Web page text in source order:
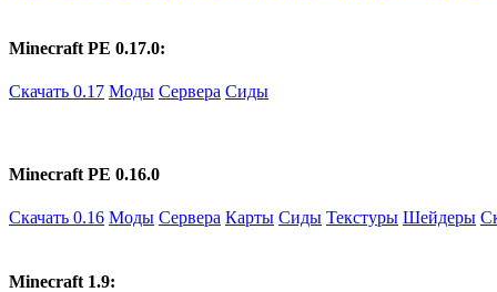
Minecraft PE 0.17.0:
Скачать 0.17 Моды Сервера Сиды
Minecraft PE 0.16.0
Скачать 0.16 Моды Сервера Карты Сиды Текстуры Шейдеры
Minecraft 1.9: